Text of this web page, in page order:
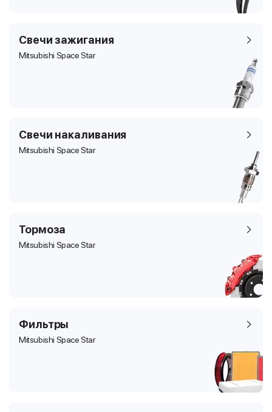
Свечи зажигания
Mitsubishi Space Star
Свечи накаливания
Mitsubishi Space Star
Тормоза
Mitsubishi Space Star
Фильтры
Mitsubishi Space Star